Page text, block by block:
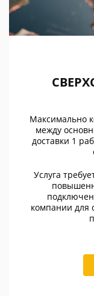
Максимально
между
доставки 1
Услуга
компании для